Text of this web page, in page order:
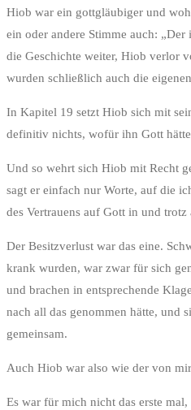
Hiob war ein gottgläubiger und
ein oder andere Stimme auch:
die Geschichte weiter, Hiob verlor
wurden schließlich auch die
In Kapitel 19 setzt Hiob sich mit
definitiv nichts, wofür ihn Gott hätte
Und so wehrt sich Hiob mit Recht
sagt er einfach nur Worte, auf die
des Vertrauens auf Gott in und trotz
Der Besitzverlust war das eine.
krank wurden, war zwar für sich
und brachen in entsprechende
nach all das genommen hätte, und
gemeinsam.
Auch Hiob war also wie der von
Es war für mich nicht das erste